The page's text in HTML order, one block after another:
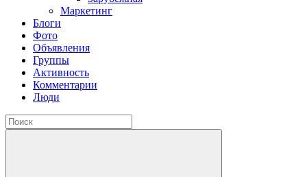
Маркетинг
Блоги
Фото
Объявления
Группы
Активность
Комментарии
Люди